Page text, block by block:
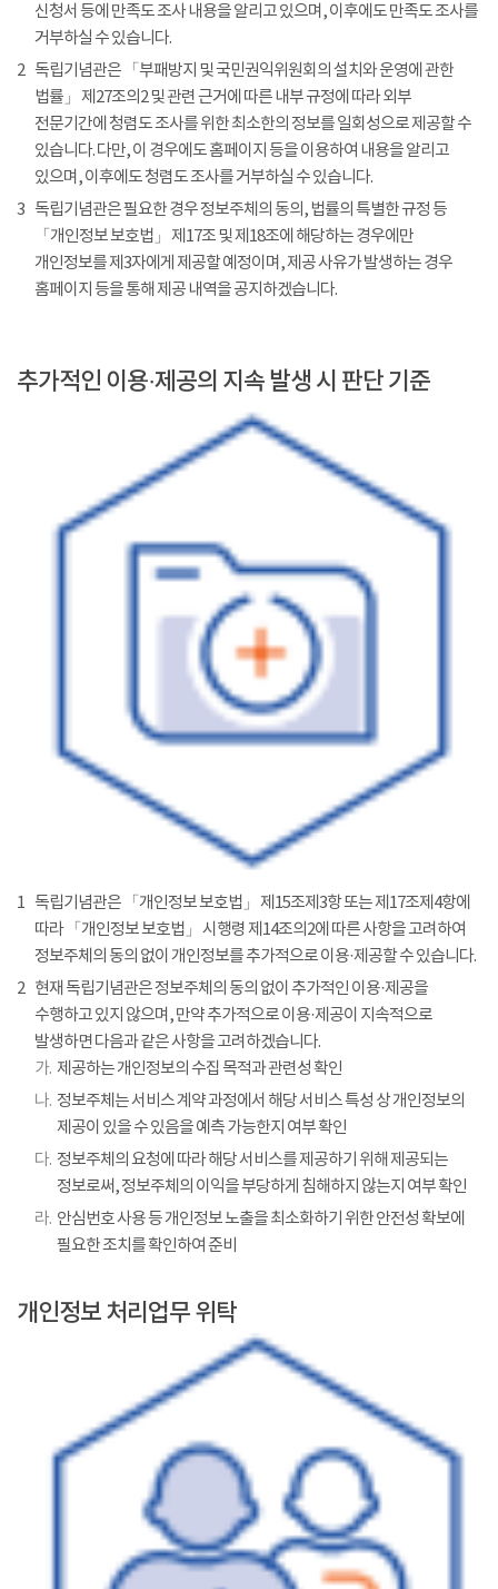
신청서 등에 만족도 조사 내용을 알리고 있으며, 이후에도 만족도 조사를
거부하실 수 있습니다.
2 독립기념관은 「부패방지 및 국민권익위원회의 설치와 운영에 관한
법률」 제27조의2 및 관련 근거에 따른 내부 규정에 따라 외부
전문기간에 청렴도 조사를 위한 최소한의 정보를 일회성으로 제공할 수
있습니다. 다만, 이 경우에도 홈페이지 등을 이용하여 내용을 알리고
있으며, 이후에도 청렴도 조사를 거부하실 수 있습니다.
3 독립기념관은 필요한 경우 정보주체의 동의, 법률의 특별한 규정 등
「개인정보 보호법」 제17조 및 제18조에 해당하는 경우에만
개인정보를 제3자에게 제공할 예정이며, 제공 사유가 발생하는 경우
홈페이지 등을 통해 제공 내역을 공지하겠습니다.
추가적인 이용·제공의 지속 발생 시 판단 기준
1 독립기념관은 「개인정보 보호법」 제15조제3항 또는 제17조제4항에
따라 「개인정보 보호법」 시행령 제14조의2에 따른 사항을 고려하여
정보주체의 동의 없이 개인정보를 추가적으로 이용·제공할 수 있습니다.
2 현재 독립기념관은 정보주체의 동의 없이 추가적인 이용·제공을
수행하고 있지 않으며, 만약 추가적으로 이용·제공이 지속적으로
발생하면 다음과 같은 사항을 고려하겠습니다.
가. 제공하는 개인정보의 수집 목적과 관련성 확인
나. 정보주체는 서비스 계약 과정에서 해당 서비스 특성 상 개인정보의
제공이 있을 수 있음을 예측 가능한지 여부 확인
다. 정보주체의 요청에 따라 해당 서비스를 제공하기 위해 제공되는
정보로써, 정보주체의 이익을 부당하게 침해하지 않는지 여부 확인
라. 안심번호 사용 등 개인정보 노출을 최소화하기 위한 안전성 확보에
필요한 조치를 확인하여 준비
개인정보 처리업무 위탁